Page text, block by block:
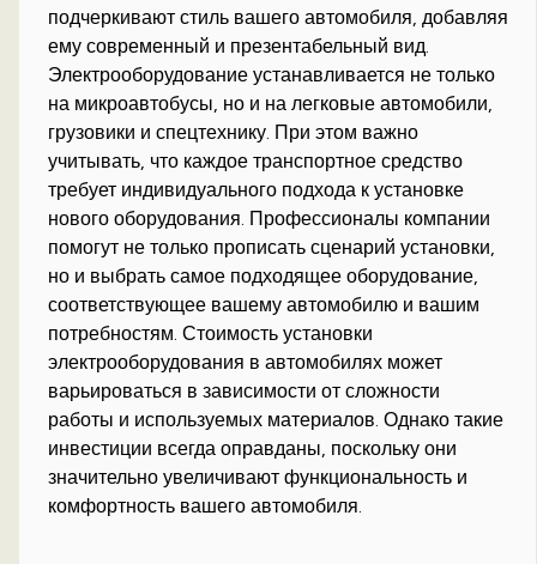
подчеркивают стиль вашего автомобиля, добавляя
ему современный и презентабельный вид.
Электрооборудование устанавливается не только
на микроавтобусы, но и на легковые автомобили,
грузовики и спецтехнику. При этом важно
учитывать, что каждое транспортное средство
требует индивидуального подхода к установке
нового оборудования. Профессионалы компании
помогут не только прописать сценарий установки,
но и выбрать самое подходящее оборудование,
соответствующее вашему автомобилю и вашим
потребностям. Стоимость установки
электрооборудования в автомобилях может
варьироваться в зависимости от сложности
работы и используемых материалов. Однако такие
инвестиции всегда оправданы, поскольку они
значительно увеличивают функциональность и
комфортность вашего автомобиля.